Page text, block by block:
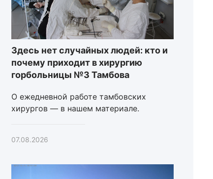
Здесь нет случайных людей: кто и
почему приходит в хирургию
горбольницы №3 Тамбова
О ежедневной работе тамбовских
хирургов — в нашем материале.
07.08.2026